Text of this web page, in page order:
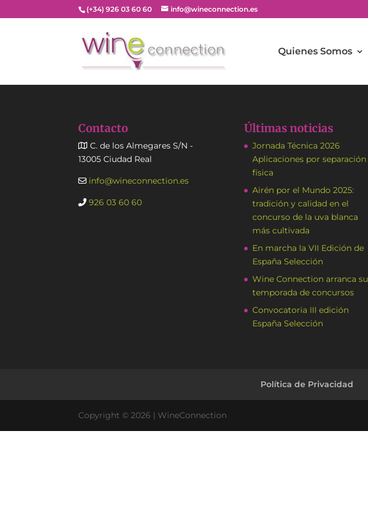
(+34) 926 03 60 60 info@wineconnection.es
Quienes Somos
Contacto
C. de los Almegares S/N -
13005 Ciudad Real
info@wineconnection.es
926 03 60 60
Últimas noticias
Jornada Técnica 2026
Aplicaciones por separación
física
Airén por el Mundo 2025:
tradición y calidad en el
concurso de la uva blanca
más cultivada
En marcha la VII Edición de
España Selección
Wine Connection arranca su
temporada de concursos
Convocatoria III edición
España Selección
Política de Privacidad
Copyright ©2026 | WineConnection